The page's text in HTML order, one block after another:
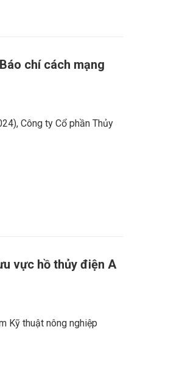
chí cách mạng
Công ty Cổ phần Thủy
vực hồ thủy điện A
Kỹ thuật nông nghiệp